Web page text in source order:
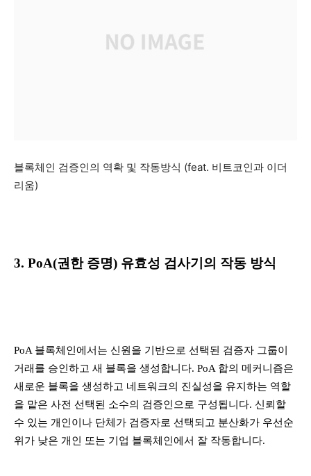
블록체인 검증인의 역확 및 작동방식 (feat. 비트코인과 이더
리움)
3. PoA(권한 증명) 유효성 검사기의 작동 방식
PoA 블록체인에서는 신원을 기반으로 선택된 검증자 그룹이
거래를 승인하고 새 블록을 생성합니다. PoA 합의 메커니즘은
새로운 블록을 생성하고 네트워크의 진실성을 유지하는 역할
을 맡은 사전 선택된 소수의 검증인으로 구성됩니다. 신뢰할
수 있는 개인이나 단체가 검증자로 선택되고 분산화가 우선순
위가 낮은 개인 또는 기업 블록체인에서 잘 작동합니다.